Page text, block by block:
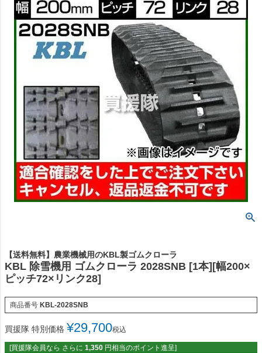
【送料無料】農業機械用のKBL製ゴムクローラ
KBL 除雪機用 ゴムクローラ 2028SNB [1本][幅200×
ピッチ72×リンク28]
商品番号 KBL-2028SNB
買援隊 特別価格 ¥29,700税込
[買援隊会員なら さらに 1,350 円相当のポイント進呈]